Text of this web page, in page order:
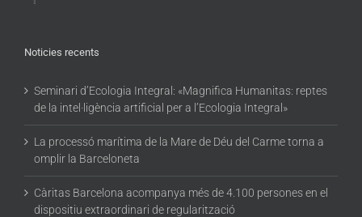
Noticies recents
Seminari d’Ecologia Integral: «Magnifica Humanitas: reptes
de la intel·ligència artificial per a l’Ecologia Integral»
La processó marítima de la Mare de Déu del Carme torna a
omplir la Barceloneta
Càritas Barcelona acompanya més de 4.100 persones en el
dispositiu extraordinari de regularització